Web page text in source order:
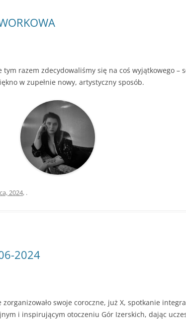
razem zdecydowaliśmy się na coś wyjątkowego –
w zupełnie nowy, artystyczny sposób.
2024, .
2024
swoje coroczne, już X, spotkanie
i inspirującym otoczeniu Gór Izerskich, dając